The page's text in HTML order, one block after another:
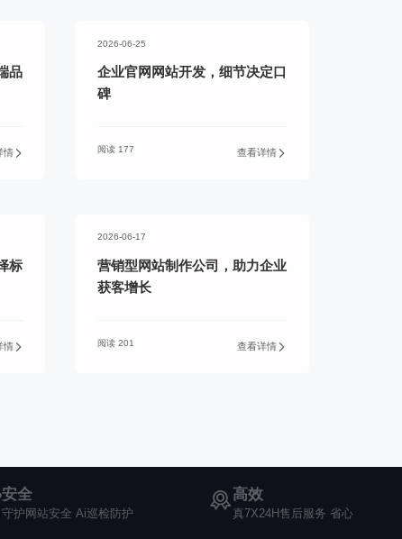
品
情
2026-06-25
企业官网网站开发，细节决定口
碑
阅读 177 查看详情
标
情
2026-06-17
营销型网站制作公司，助力企业
获客增长
阅读 201 查看详情
安全
守护网站安全 Ai巡检防护
高效
真7X24H售后服务 省心